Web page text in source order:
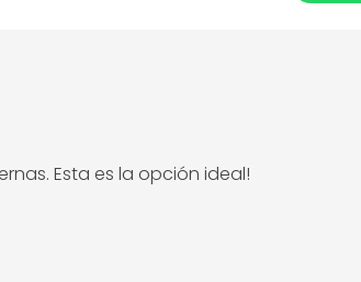
Esta es la opción ideal!